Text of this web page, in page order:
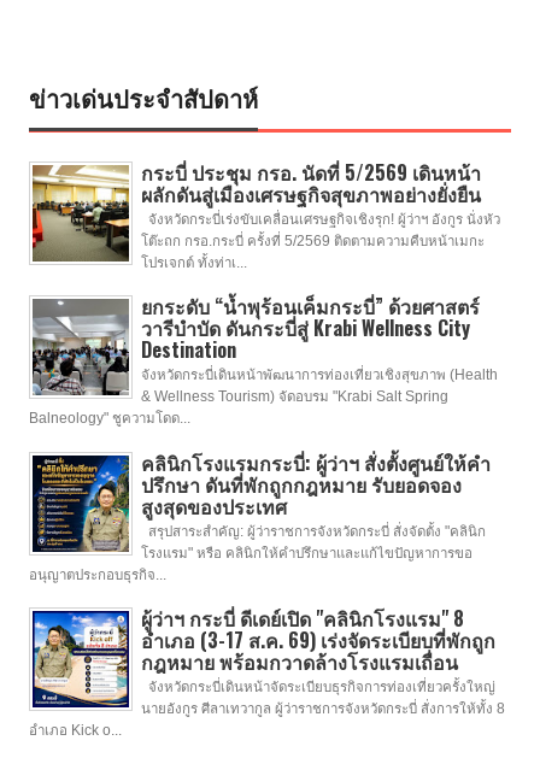
ข่าวเด่นประจำสัปดาห์
กระบี่ ประชุม กรอ. นัดที่ 5/2569 เดินหน้า
ผลักดันสู่เมืองเศรษฐกิจสุขภาพอย่างยั่งยืน
จังหวัดกระบี่เร่งขับเคลื่อนเศรษฐกิจเชิงรุก! ผู้ว่าฯ อังกูร นั่งหัว
โต๊ะถก กรอ.กระบี่ ครั้งที่ 5/2569 ติดตามความคืบหน้าเมกะ
โปรเจกต์ ทั้งท่าเ...
ยกระดับ “น้ำพุร้อนเค็มกระบี่” ด้วยศาสตร์
วารีบำบัด ดันกระบี่สู่ Krabi Wellness City
Destination
จังหวัดกระบี่เดินหน้าพัฒนาการท่องเที่ยวเชิงสุขภาพ (Health
& Wellness Tourism) จัดอบรม "Krabi Salt Spring
Balneology" ชูความโดด...
คลินิกโรงแรมกระบี่: ผู้ว่าฯ สั่งตั้งศูนย์ให้คำ
ปรึกษา ดันที่พักถูกกฎหมาย รับยอดจอง
สูงสุดของประเทศ
สรุปสาระสำคัญ: ผู้ว่าราชการจังหวัดกระบี่ สั่งจัดตั้ง "คลินิก
โรงแรม" หรือ คลินิกให้คำปรึกษาและแก้ไขปัญหาการขอ
อนุญาตประกอบธุรกิจ...
ผู้ว่าฯ กระบี่ ดีเดย์เปิด "คลินิกโรงแรม" 8
อำเภอ (3-17 ส.ค. 69) เร่งจัดระเบียบที่พักถูก
กฎหมาย พร้อมกวาดล้างโรงแรมเถื่อน
จังหวัดกระบี่เดินหน้าจัดระเบียบธุรกิจการท่องเที่ยวครั้งใหญ่
นายอังกูร ศีลาเทวากูล ผู้ว่าราชการจังหวัดกระบี่ สั่งการให้ทั้ง 8
อำเภอ Kick o...